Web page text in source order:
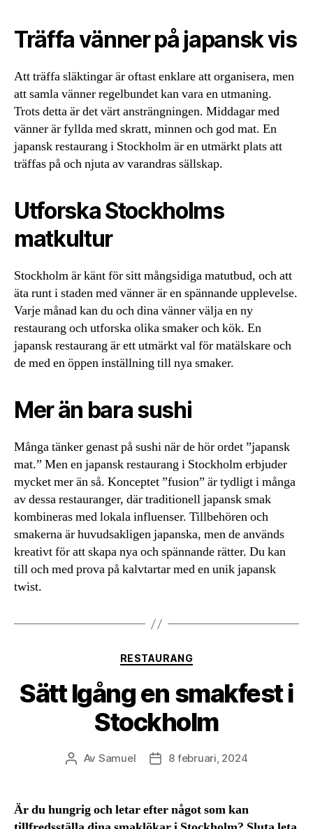
Träffa vänner på japansk vis
Att träffa släktingar är oftast enklare att organisera, men
att samla vänner regelbundet kan vara en utmaning.
Trots detta är det värt ansträngningen. Middagar med
vänner är fyllda med skratt, minnen och god mat. En
japansk restaurang i Stockholm är en utmärkt plats att
träffas på och njuta av varandras sällskap.
Utforska Stockholms
matkultur
Stockholm är känt för sitt mångsidiga matutbud, och att
äta runt i staden med vänner är en spännande upplevelse.
Varje månad kan du och dina vänner välja en ny
restaurang och utforska olika smaker och kök. En
japansk restaurang är ett utmärkt val för matälskare och
de med en öppen inställning till nya smaker.
Mer än bara sushi
Många tänker genast på sushi när de hör ordet ”japansk
mat.” Men en japansk restaurang i Stockholm erbjuder
mycket mer än så. Konceptet ”fusion” är tydligt i många
av dessa restauranger, där traditionell japansk smak
kombineras med lokala influenser. Tillbehören och
smakerna är huvudsakligen japanska, men de används
kreativt för att skapa nya och spännande rätter. Du kan
till och med prova på kalvtartar med en unik japansk
twist.
Kategorier
RESTAURANG
Sätt Igång en smakfest i
Stockholm
Inläggsförfattare
Av Samuel Inläggsdatum
8 februari, 2024
Är du hungrig och letar efter något som kan